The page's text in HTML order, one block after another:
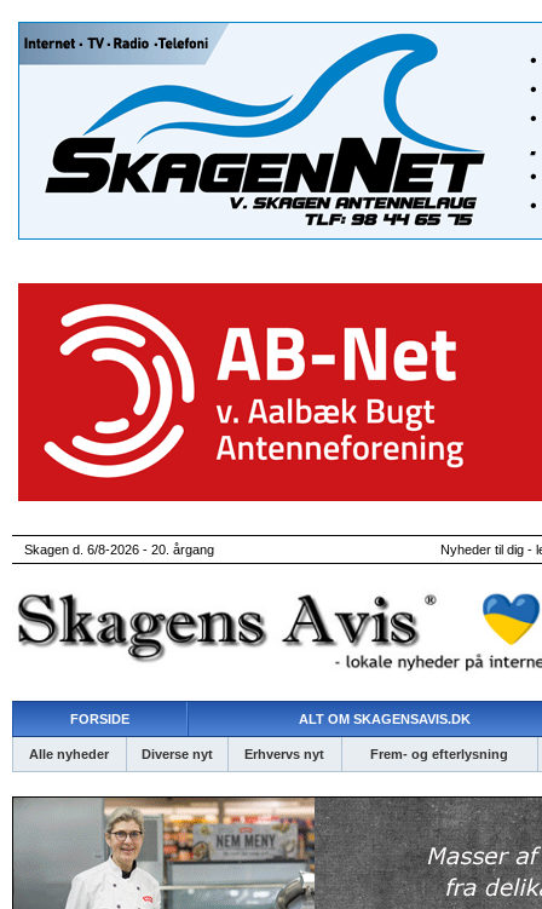
Skagen d. 6/8-2026 - 20. årgang Nyheder til dig -
FORSIDE ALT OM SKAGENSAVIS.DK
Alle nyheder Diverse nyt Erhvervs nyt Frem- og efterlysning